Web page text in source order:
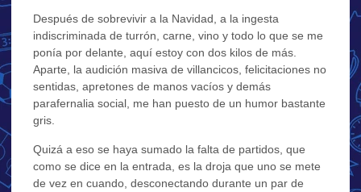
Después de sobrevivir a la Navidad, a la ingesta
indiscriminada de turrón, carne, vino y todo lo que se me
ponía por delante, aquí estoy con dos kilos de más.
Aparte, la audición masiva de villancicos, felicitaciones no
sentidas, apretones de manos vacíos y demás
parafernalia social, me han puesto de un humor bastante
gris.
Quizá a eso se haya sumado la falta de partidos, que
como se dice en la entrada, es la droja que uno se mete
de vez en cuando, desconectando durante un par de